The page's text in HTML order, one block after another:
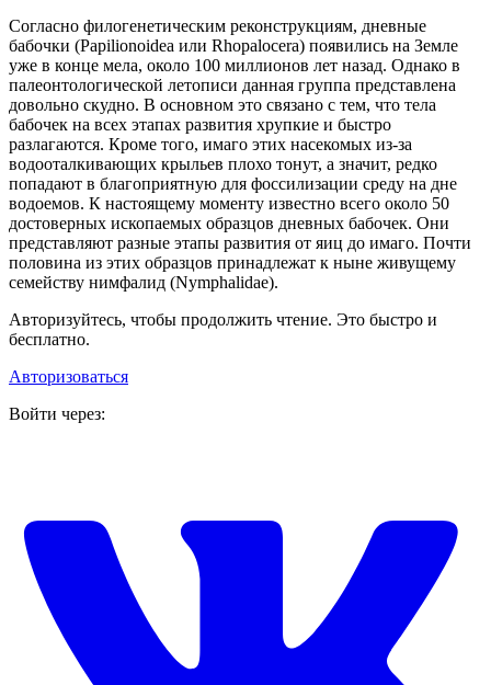
Согласно филогенетическим реконструкциям, дневные
бабочки (Papilionoidea или Rhopalocera) появились на Земле
уже в конце мела, около 100 миллионов лет назад. Однако в
палеонтологической летописи данная группа представлена
довольно скудно. В основном это связано с тем, что тела
бабочек на всех этапах развития хрупкие и быстро
разлагаются. Кроме того, имаго этих насекомых из-за
водооталкивающих крыльев плохо тонут, а значит, редко
попадают в благоприятную для фоссилизации среду на дне
водоемов. К настоящему моменту известно всего около 50
достоверных ископаемых образцов дневных бабочек. Они
представляют разные этапы развития от яиц до имаго. Почти
половина из этих образцов принадлежат к ныне живущему
семейству нимфалид (Nymphalidae).
Авторизуйтесь, чтобы продолжить чтение. Это быстро и
бесплатно.
Авторизоваться
Войти через: